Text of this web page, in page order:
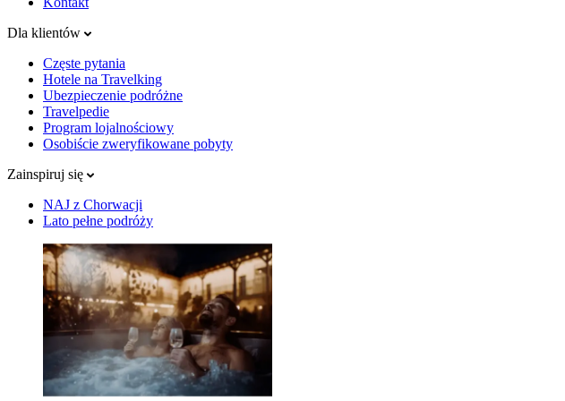
Dla klientów
Częste pytania
Hotele na Travelking
Ubezpieczenie podróżne
Travelpedie
Program lojalnościowy
Osobiście zweryfikowane pobyty
Zainspiruj się
NAJ z Chorwacji
Lato pełne podróży